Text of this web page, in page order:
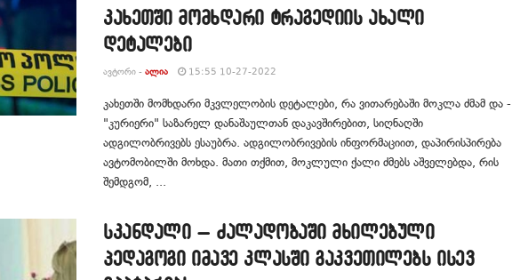
კახეთში მომხდარი ტრაგედიის ახალი
დეტალები
ᲐᲕᲢᲝᲠᲘ - ᲐᲚᲘᲐ 15:55 10-27-2022
კახეთში მომხდარი მკვლელობის დეტალები, რა ვითარებაში მოკლა ძმამ და -
"კურიერი" საზარელ დანაშაულთან დაკავშირებით, სიღნაღში
ადგილობრივებს ესაუბრა. ადგილობრივების ინფორმაციით, დაპირისპირება
ავტომობილში მოხდა. მათი თქმით, მოკლული ქალი ძმებს აშველებდა, რის
შემდგომ, ...
სკანდალი – ძალადობაში მხილებული
პედაგოგი იმავე კლასში გაკვეთილებს ისევ